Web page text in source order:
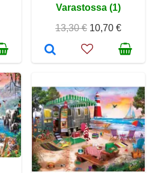
Varastossa (1)
13,30 € 10,70 €